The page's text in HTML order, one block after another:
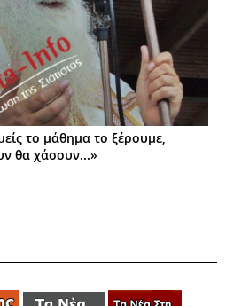
το μάθημα το ξέρουμε,
θα χάσουν...»